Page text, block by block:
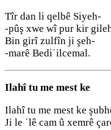
Tîr dan li qelbê Siyeh-
-pûş xwe wî pur kir
Bin girî zulfîn ji şeh-
-marê Bediˈilcemal.
Ilahî tu me mest ke
Ilahî tu me mest ke
Ji le ˈlê cam û xemrê